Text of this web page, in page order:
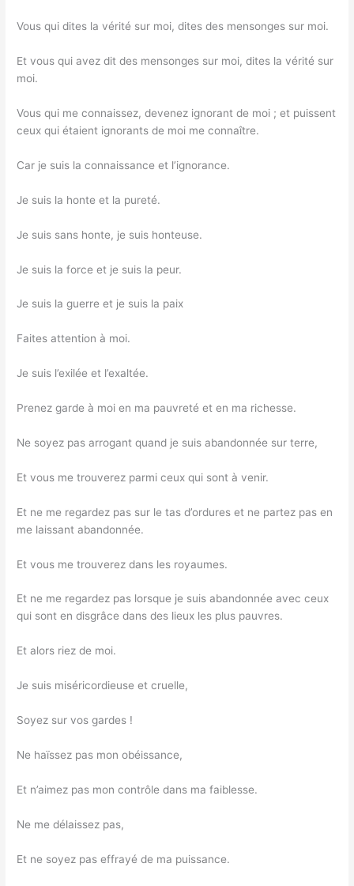
Vous qui dites la vérité sur moi, dites des mensonges sur moi.
Et vous qui avez dit des mensonges sur moi, dites la vérité sur
moi.
Vous qui me connaissez, devenez ignorant de moi ; et puissent
ceux qui étaient ignorants de moi me connaître.
Car je suis la connaissance et l’ignorance.
Je suis la honte et la pureté.
Je suis sans honte, je suis honteuse.
Je suis la force et je suis la peur.
Je suis la guerre et je suis la paix
Faites attention à moi.
Je suis l’exilée et l’exaltée.
Prenez garde à moi en ma pauvreté et en ma richesse.
Ne soyez pas arrogant quand je suis abandonnée sur terre,
Et vous me trouverez parmi ceux qui sont à venir.
Et ne me regardez pas sur le tas d’ordures et ne partez pas en
me laissant abandonnée.
Et vous me trouverez dans les royaumes.
Et ne me regardez pas lorsque je suis abandonnée avec ceux
qui sont en disgrâce dans des lieux les plus pauvres.
Et alors riez de moi.
Je suis miséricordieuse et cruelle,
Soyez sur vos gardes !
Ne haïssez pas mon obéissance,
Et n’aimez pas mon contrôle dans ma faiblesse.
Ne me délaissez pas,
Et ne soyez pas effrayé de ma puissance.